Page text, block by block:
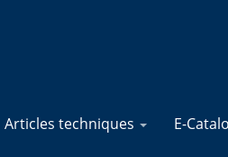
Articles techniques E-